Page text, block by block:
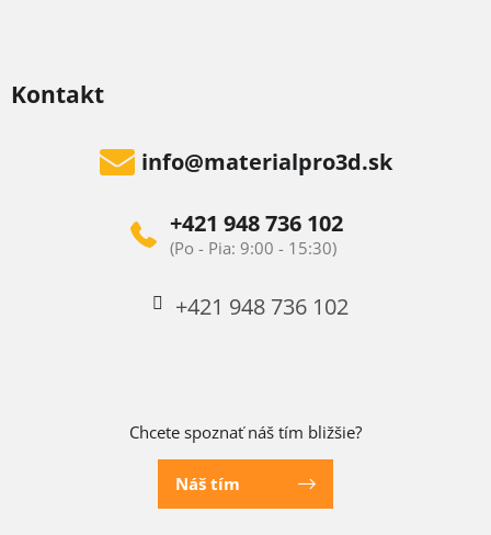
Kontakt
info@materialpro3d.sk
+421 948 736 102
+421 948 736 102
Chcete spoznať náš tím bližšie?
Náš tím